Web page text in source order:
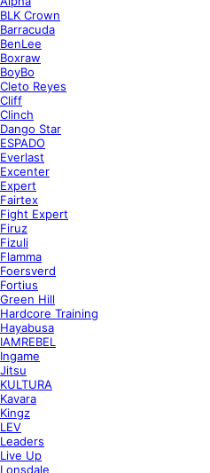
BLK Crown
Barracuda
BenLee
Boxraw
BoyBo
Cleto Reyes
Cliff
Clinch
Dango Star
ESPADO
Everlast
Excenter
Expert
Fairtex
Fight Expert
Firuz
Fizuli
Flamma
Foersverd
Fortius
Green Hill
Hardcore Training
Hayabusa
IAMREBEL
Ingame
Jitsu
KULTURA
Kavara
Kingz
LEV
Leaders
Live Up
Lonsdale